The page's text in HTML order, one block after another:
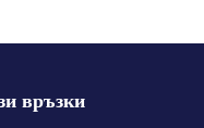
връзки